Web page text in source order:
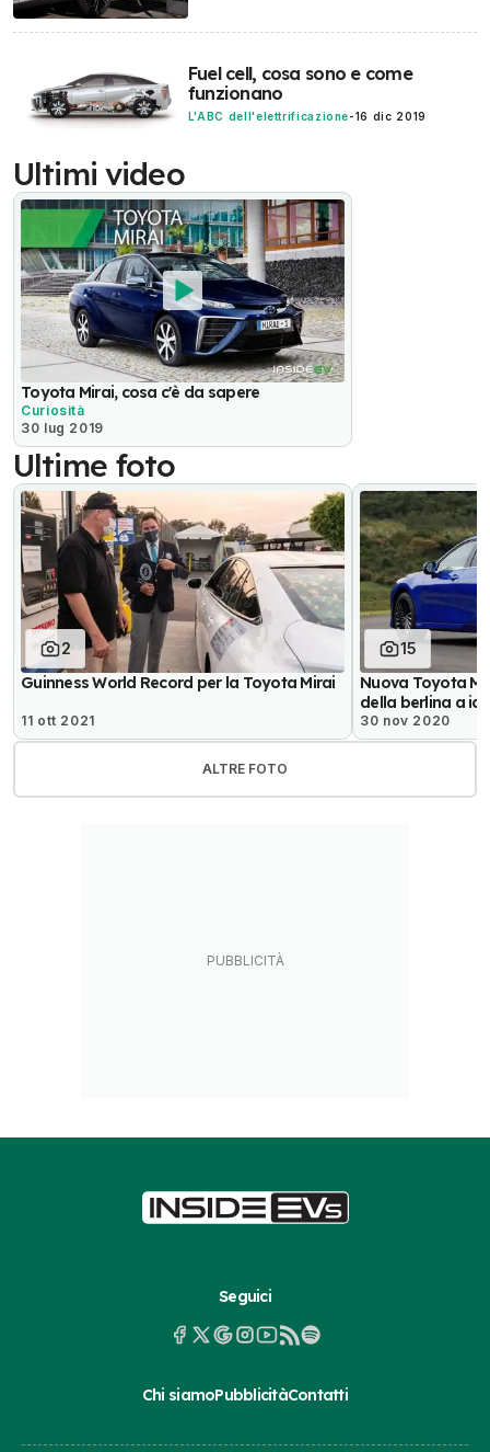
Fuel cell, cosa sono e come
funzionano
L'ABC dell'elettrificazione-16 dic 2019
Ultimi video
Toyota Mirai, cosa c'è da sapere
Curiosità
30 lug 2019
Ultime foto
2
Guinness World Record per la Toyota Mirai
11 ott 2021
15
Nuova Toyota
della berlina a
30 nov 2020
ALTRE FOTO
Seguici
Chi siamoPubblicitàContatti